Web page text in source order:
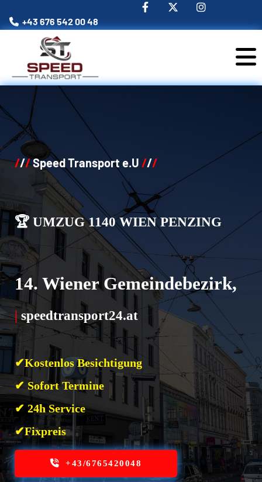
 +43 676 542 00 48
///Speed Transport e.U ///
🏆 UMZUG 1140 WIEN PENZING
14. Wiener Gemeindebezirk,
|speedtransport24.at
✔Kostenlos Besichtigung
✔ Sofort Termine
✔ 24h Service
✔Fixpreis
+43/6765420048